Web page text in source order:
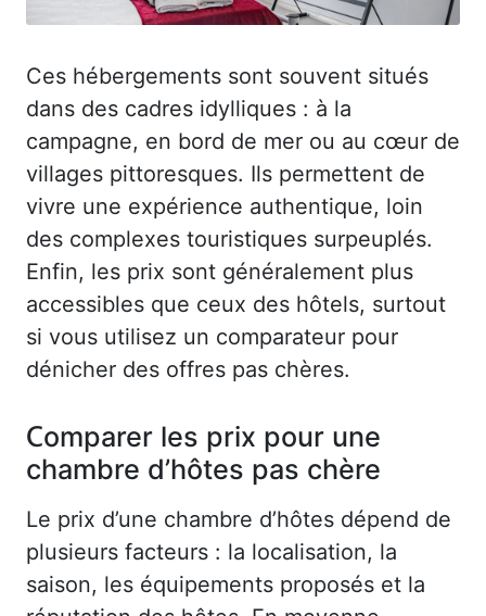
Ces hébergements sont souvent situés
dans des cadres idylliques : à la
campagne, en bord de mer ou au cœur de
villages pittoresques. Ils permettent de
vivre une expérience authentique, loin
des complexes touristiques surpeuplés.
Enfin, les prix sont généralement plus
accessibles que ceux des hôtels, surtout
si vous utilisez un comparateur pour
dénicher des offres pas chères.
Comparer les prix pour une
chambre d’hôtes pas chère
Le prix d’une chambre d’hôtes dépend de
plusieurs facteurs : la localisation, la
saison, les équipements proposés et la